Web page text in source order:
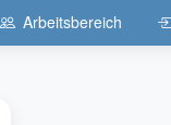
Arbeitsbereich